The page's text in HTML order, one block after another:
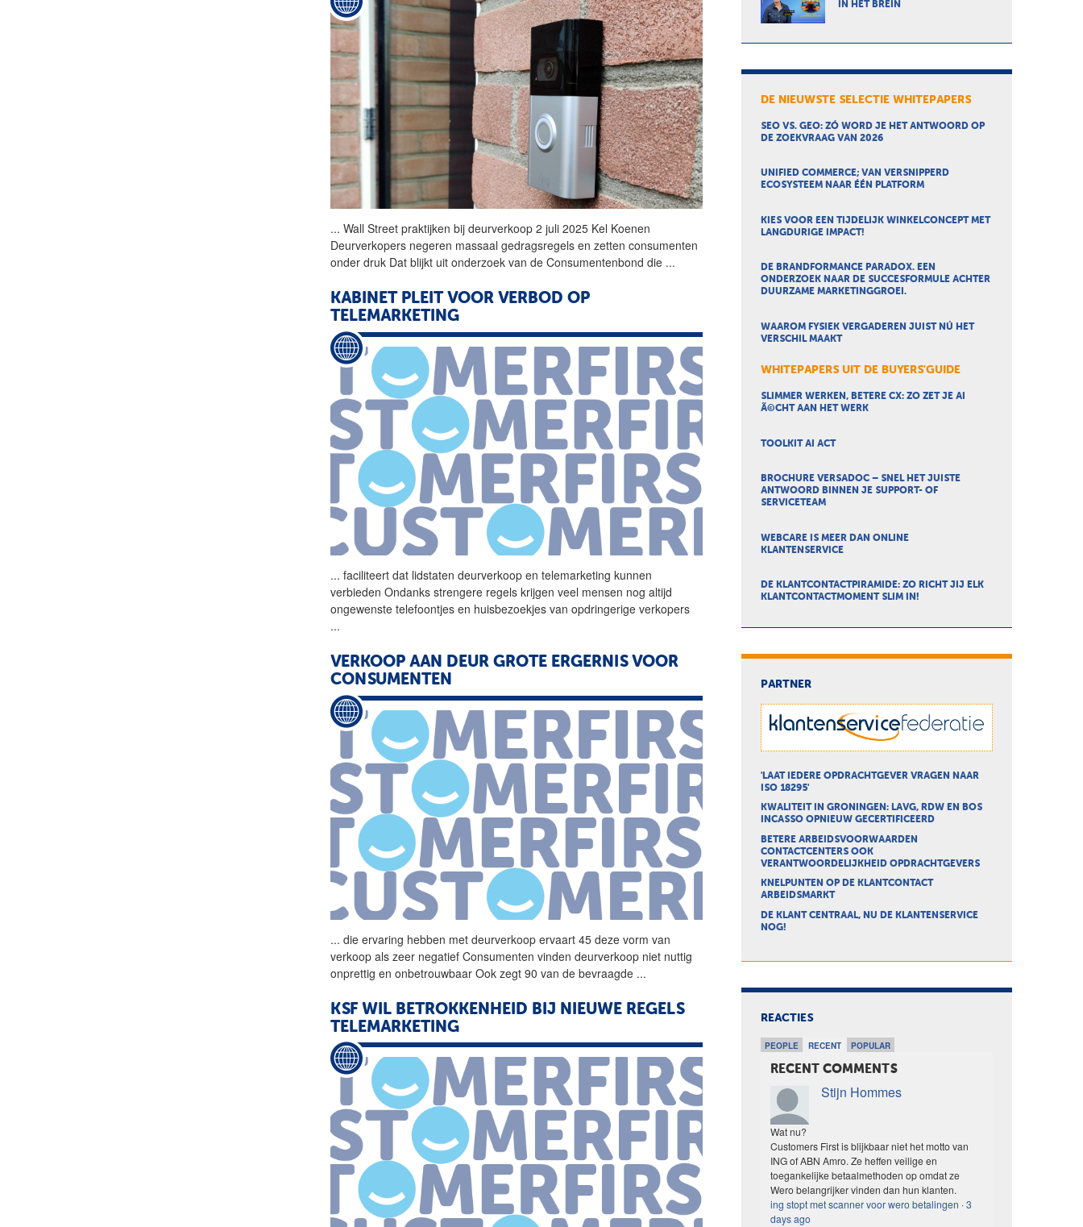
... Wall Street praktijken bijdeurverkoop 2 juli 2025 Kel Koenen
Deurverkopers negeren massaal gedragsregels en zetten consumenten
onder druk Dat blijkt uit onderzoek van de Consumentenbond die ...
KABINET PLEIT VOOR VERBOD OP
TELEMARKETING
... faciliteert dat lidstatendeurverkoop en telemarketing kunnen
verbieden Ondanks strengere regels krijgen veel mensen nog altijd
ongewenste telefoontjes en huisbezoekjes van opdringerige verkopers
...
VERKOOP AAN DEUR GROTE ERGERNIS VOOR
CONSUMENTEN
... die ervaring hebben metdeurverkoop ervaart 45 deze vorm van
verkoop als zeer negatief Consumenten vindendeurverkoop niet nuttig
onprettig en onbetrouwbaar Ook zegt 90 van de bevraagde ...
KSF WIL BETROKKENHEID BIJ NIEUWE REGELS
TELEMARKETING
IN HET BREIN
DE NIEUWSTE SELECTIE WHITEPAPERS
SEO VS. GEO: ZÓ WORD JE HET ANTWOORD OP
DE ZOEKVRAAG VAN 2026
UNIFIED COMMERCE; VAN VERSNIPPERD
ECOSYSTEEM NAAR ÉÉN PLATFORM
KIES VOOR EEN TIJDELIJK WINKELCONCEPT MET
LANGDURIGE IMPACT!
DE BRANDFORMANCE PARADOX. EEN
ONDERZOEK NAAR DE SUCCESFORMULE ACHTER
DUURZAME MARKETINGGROEI.
WAAROM FYSIEK VERGADEREN JUIST NÚ HET
VERSCHIL MAAKT
WHITEPAPERS UIT DE BUYERS'GUIDE
SLIMMER WERKEN, BETERE CX: ZO ZET JE AI
Ã©CHT AAN HET WERK
TOOLKIT AI ACT
BROCHURE VERSADOC – SNEL HET JUISTE
ANTWOORD BINNEN JE SUPPORT- OF
SERVICETEAM
WEBCARE IS MEER DAN ONLINE
KLANTENSERVICE
DE KLANTCONTACTPIRAMIDE: ZO RICHT JIJ ELK
KLANTCONTACTMOMENT SLIM IN!
PARTNER
'LAAT IEDERE OPDRACHTGEVER VRAGEN NAAR
ISO 18295'
KWALITEIT IN GRONINGEN: LAVG, RDW EN BOS
INCASSO OPNIEUW GECERTIFICEERD
BETERE ARBEIDSVOORWAARDEN
CONTACTCENTERS OOK
VERANTWOORDELIJKHEID OPDRACHTGEVERS
KNELPUNTEN OP DE KLANTCONTACT
ARBEIDSMARKT
DE KLANT CENTRAAL, NU DE KLANTENSERVICE
NOG!
REACTIES
PEOPLE RECENT POPULAR
RECENT COMMENTS
Stijn Hommes
Wat nu?
Customers First is blijkbaar niet het motto van
ING of ABN Amro. Ze heffen veilige en
toegankelijke betaalmethoden op omdat ze
Wero belangrijker vinden dan hun klanten.
ing stopt met scanner voor wero betalingen ·3
days ago